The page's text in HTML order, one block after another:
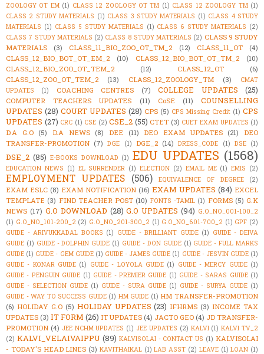
ZOOLOGY OT EM (1) CLASS 12 ZOOLOGY OT TM (1) CLASS 12 ZOOLOGY TM (1)
CLASS 2 STUDY MATERIALS (1) CLASS 3 STUDY MATERIALS (1) CLASS 4 STUDY
MATERIALS (1) CLASS 5 STUDY MATERIALS (1) CLASS 6 STUDY MATERIALS (2)
CLASS 7 STUDY MATERIALS (2) CLASS 8 STUDY MATERIALS (2) CLASS 9 STUDY
MATERIALS
(3) CLASS_11_BIO_ZOO_OT_TM_2 (12) CLASS_11_OT
(4)
CLASS_12_BIO_BOT_OT_EM_2
(10) CLASS_12_BIO_BOT_OT_TM_2
(10)
CLASS_12_BIO_ZOO_OT_TEM_2
(12) CLASS_12_OT
(6)
CLASS_12_ZOO_OT_TEM_2
(13) CLASS_12_ZOOLOGY_TM (3)
CMAT
UPDATES
(1) COACHING CENTRES (7) COLLEGE UPDATES (25)
COMPUTER TEACHERS UPDATES (11) CoSE (11)
COUNSELLING
UPDATES (28) COURT UPDATES (28) CPS (5) CPS Missing Credit (1) CPS
UPDATES (27) CRC (1) CSE (2) CSE_2 (55) CTET (3) CUET EXAM UPDATES (1)
D.A G.O (5) D.A NEWS (8) DEE (11) DEO EXAM UPDATES (21)
DEO
TRANSFER-PROMOTION (7) DGE (1) DGE_2 (14) DRESS_CODE (1) DSE (1)
DSE_2 (85) E-BOOKS DOWNLOAD (1) EDU UPDATES (1568)
EDUCATION NEWS (1) EL SURRENDER (1) ELECTION (2) EMAIL ME (1) EMIS (2)
EMPLOYMENT UPDATES (506) EQUIVALENCE OF DEGREE (2)
EXAM ESLC (8) EXAM NOTIFICATION (16) EXAM UPDATES (84) EXCEL
TEMPLATE (3) FIND TEACHER POST (10) FONTS -TAMIL (1) FORMS (5) G.K
NEWS (17) G.O DOWNLOAD (28) G.O UPDATES (94) G.O_NO_001-100_2
(1) G.O_NO_101-200_2 (2) G.O_NO_201-300_2 (1) G.O_NO_601-700_2 (1) GPF (2)
GUIDE - ARIVUKKADAL BOOKS (1) GUIDE - BRILLIANT GUIDE (1) GUIDE - DEIVA
GUIDE (1) GUIDE - DOLPHIN GUIDE (1) GUIDE - DON GUIDE (1) GUIDE - FULL MARKS
GUIDE (1) GUIDE - GEM GUIDE (1) GUIDE - JAMES GUIDE (1) GUIDE - JESVIN GUIDE (1)
GUIDE - KONAR GUIDE (1) GUIDE - LOYOLA GUIDE (1) GUIDE - MERCY GUIDE (1)
GUIDE - PENGUIN GUIDE (1) GUIDE - PREMIER GUIDE (1) GUIDE - SARAS GUIDE (1)
GUIDE - SELECTION GUIDE (1) GUIDE - SURA GUIDE (1) GUIDE - SURYA GUIDE (1)
GUIDE - WAY TO SUCCESS GUIDE (1) HM GUIDE (1) HM TRANSFER-PROMOTION
(6) HOLIDAY G.O (5) HOLIDAY UPDATES (23) IFHRMS (3) INCOME TAX
UPDATES (3) IT FORM (26) IT UPDATES (4) JACTO GEO (4) JD TRANSFER-
PROMOTION (4) JEE NCHM UPDATES (1) JEE UPDATES (2) KALVI (1) KALVI TV_2
(2) KALVI_VELAIVAIPPU (89) KALVISOLAI - CONTACT US (1) KALVISOLAI
- TODAY'S HEAD LINES (3) KAVITHAIKAL (1) LAB ASST (2) LEAVE (1) LOAN (1)